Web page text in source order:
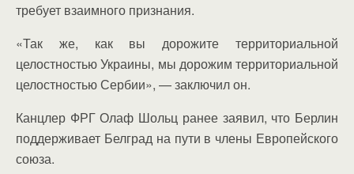
требует взаимного признания.
«Так же, как вы дорожите территориальной
целостностью Украины, мы дорожим территориальной
целостностью Сербии», — заключил он.
Канцлер ФРГ Олаф Шольц ранее заявил, что Берлин
поддерживает Белград на пути в члены Европейского
союза.